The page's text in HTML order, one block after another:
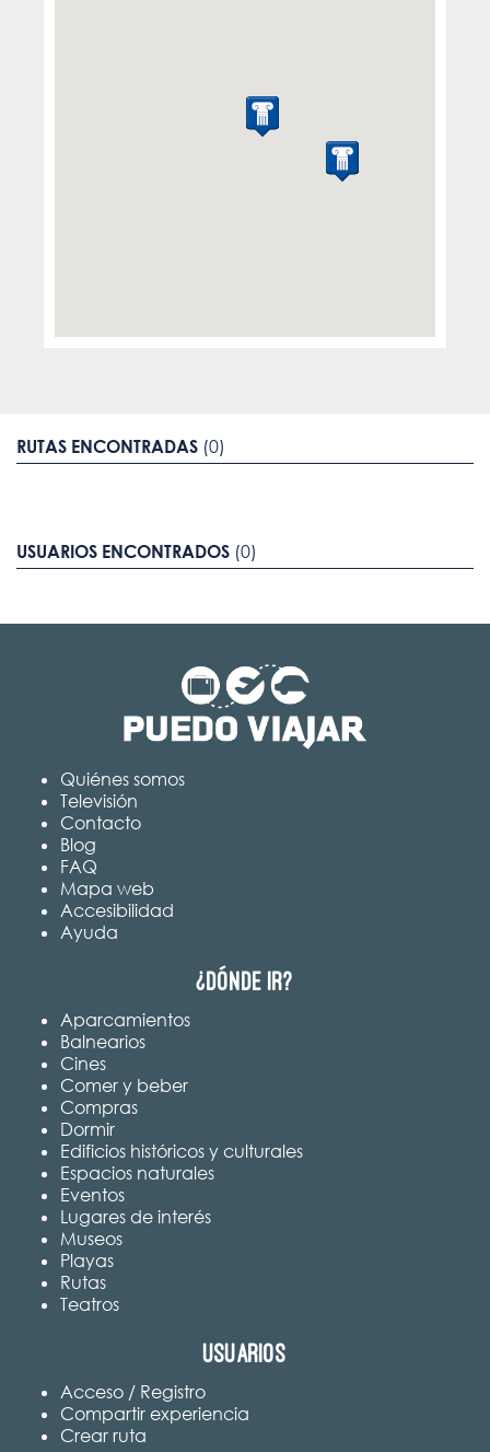
RUTAS ENCONTRADAS (0)
USUARIOS ENCONTRADOS (0)
Quiénes somos
Televisión
Contacto
Blog
FAQ
Mapa web
Accesibilidad
Ayuda
¿Dónde ir?
Aparcamientos
Balnearios
Cines
Comer y beber
Compras
Dormir
Edificios históricos y culturales
Espacios naturales
Eventos
Lugares de interés
Museos
Playas
Rutas
Teatros
Usuarios
Acceso / Registro
Compartir experiencia
Crear ruta